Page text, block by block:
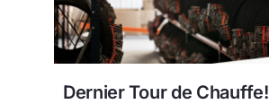
Dernier Tour de Chauffe!